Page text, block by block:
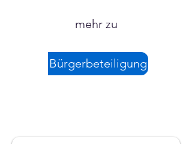
mehr zu
Bürgerbeteiligung